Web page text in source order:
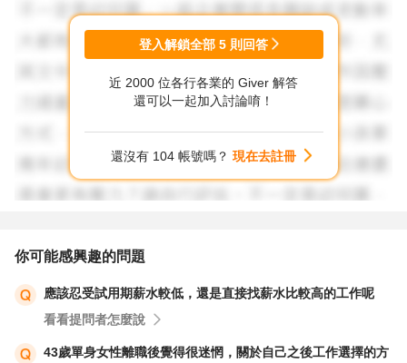
你可以站在你了解公司的角度去想，今天你要離職他們會有
有其他想聊的也歡迎來我的首頁找到我唷 : )
登入解鎖全部 5 則回答
近 2000 位各行各業的 Giver 解答
還可以一起加入討論唷！
還沒有 104 帳號嗎？ 現在去註冊
你可能感興趣的問題
應該忍受試用期薪水較低，還是直接找薪水比較高的工作呢
看看提問者怎麼說
43歲單身女性離職後覺得很迷惘，關於自己之後工作選擇的方